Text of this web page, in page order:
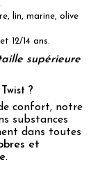
lin, marine, olive
12/14 ans.
supérieure
?
confort, notre
substances
dans toutes
et
.